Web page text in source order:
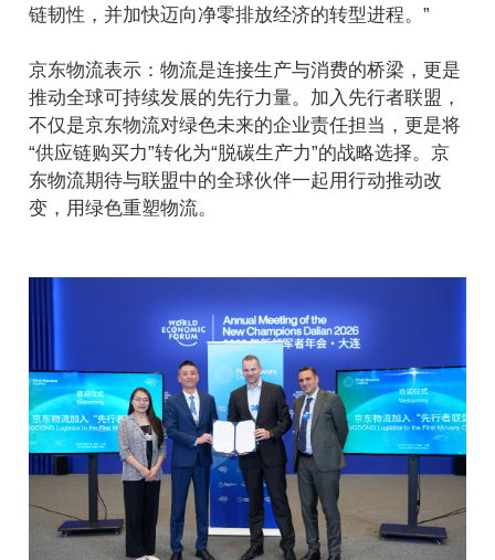
链韧性，并加快迈向净零排放经济的转型进程。”
京东物流表示：物流是连接生产与消费的桥梁，更是
推动全球可持续发展的先行力量。加入先行者联盟，
不仅是京东物流对绿色未来的企业责任担当，更是将
“供应链购买力”转化为“脱碳生产力”的战略选择。京
东物流期待与联盟中的全球伙伴一起用行动推动改
变，用绿色重塑物流。